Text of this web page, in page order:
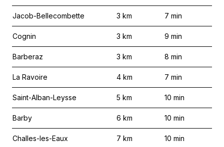
Jacob-Bellecombette 3 km 7 min
Cognin 3 km 9 min
Barberaz 3 km 8 min
La Ravoire 4 km 7 min
Saint-Alban-Leysse 5 km 10 min
Barby 6 km 10 min
Challes-les-Eaux 7 km 10 min